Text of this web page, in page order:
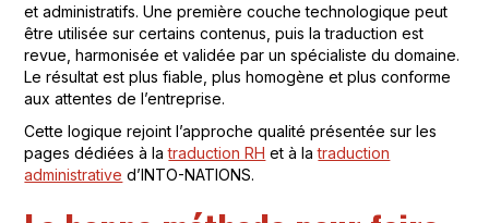
et administratifs. Une première couche technologique peut
être utilisée sur certains contenus, puis la traduction est
revue, harmonisée et validée par un spécialiste du domaine.
Le résultat est plus fiable, plus homogène et plus conforme
aux attentes de l’entreprise.
Cette logique rejoint l’approche qualité présentée sur les
pages dédiées à latraduction RH et à latraduction
administrative d’INTO-NATIONS.